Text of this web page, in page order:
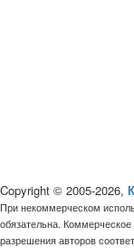
Copyright © 2005-2026,
При некоммерческом
обязательна.
разрешения авторов